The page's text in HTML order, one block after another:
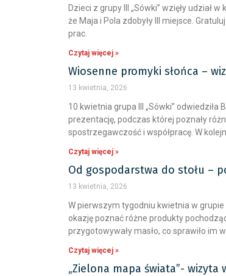
Dzieci z grupy III „Sówki” wzięły
że Maja i Pola zdobyły III miejsce.
prac.
Czytaj więcej »
Wiosenne promyki słońca –
13 kwietnia, 2026
10 kwietnia grupa III „Sówki”
prezentację, podczas której poznały
spostrzegawczość i współpracę. W
Czytaj więcej »
Od gospodarstwa do stołu –
13 kwietnia, 2026
W pierwszym tygodniu kwietnia w
okazję poznać różne produkty
przygotowywały masło, co sprawiło im
Czytaj więcej »
„Zielona mapa świata”-